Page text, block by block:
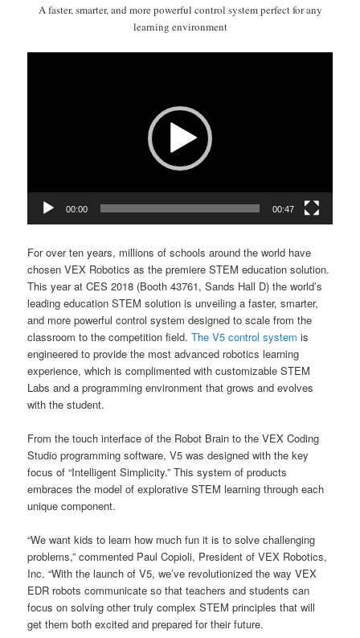
A faster, smarter, and more powerful control system perfect for any
learning environment
00:00 00:47
For over ten years, millions of schools around the world have
chosen VEX Robotics as the premiere STEM education solution.
This year at CES 2018 (Booth 43761, Sands Hall D) the world’s
leading education STEM solution is unveiling a faster, smarter,
and more powerful control system designed to scale from the
classroom to the competition field.The V5 control system is
engineered to provide the most advanced robotics learning
experience, which is complimented with customizable STEM
Labs and a programming environment that grows and evolves
with the student.
From the touch interface of the Robot Brain to the VEX Coding
Studio programming software, V5 was designed with the key
focus of “Intelligent Simplicity.” This system of products
embraces the model of explorative STEM learning through each
unique component.
“We want kids to learn how much fun it is to solve challenging
problems,” commented Paul Copioli, President of VEX Robotics,
Inc. “With the launch of V5, we’ve revolutionized the way VEX
EDR robots communicate so that teachers and students can
focus on solving other truly complex STEM principles that will
get them both excited and prepared for their future.